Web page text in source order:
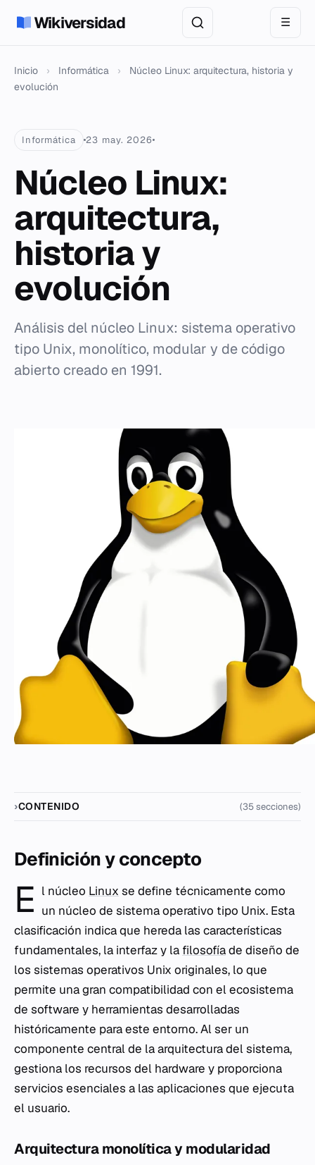
Wikiversidad ☰
Inicio › Informática ›
Núcleo Linux: arquitectura, historia y
evolución
Informática 23 may. 2026
Núcleo Linux:
arquitectura,
historia y
evolución
Análisis del núcleo Linux: sistema operativo
tipo Unix, monolítico, modular y de código
abierto creado en 1991.
CONTENIDO (35 secciones)
Definición y concepto
E l núcleo Linux se define técnicamente como
un núcleo de sistema operativo tipo Unix. Esta
clasificación indica que hereda las características
fundamentales, la interfaz y la filosofíade diseño de
los sistemas operativos Unix originales, lo que
permite una gran compatibilidad con el ecosistema
de software y herramientas desarrolladas
históricamente para este entorno. Al ser un
componente central de la arquitectura del sistema,
gestiona los recursos del hardware y proporciona
servicios esenciales a las aplicaciones que ejecuta
el usuario.
Arquitectura monolítica y modularidad